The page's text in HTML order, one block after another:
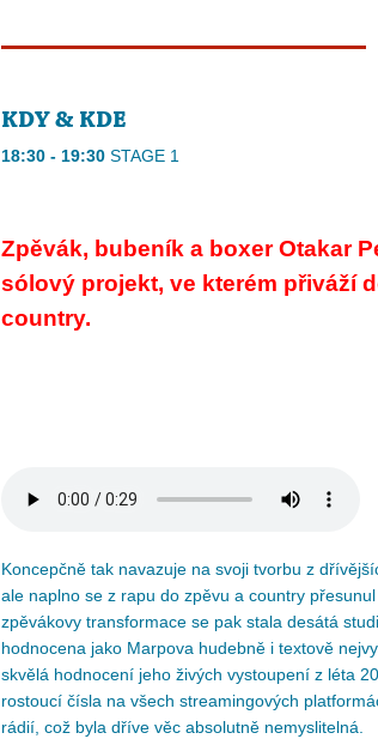
KDY & KDE
18:30 - 19:30 STAGE 1
Zpěvák, bubeník a boxer Otakar
sólový projekt, ve kterém přiváží
country.
Koncepčně tak navazuje na svoji tvorbu z
ale naplno se z rapu do zpěvu a country
zpěvákovy transformace se pak stala desátá
hodnocena jako Marpova hudebně i textově
skvělá hodnocení jeho živých vystoupení z léta
rostoucí čísla na všech streamingových
rádií, což byla dříve věc absolutně nemyslitelná.